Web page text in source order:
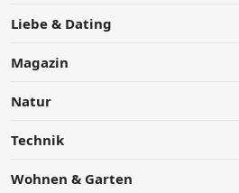
Liebe & Dating
Magazin
Natur
Technik
Wohnen & Garten